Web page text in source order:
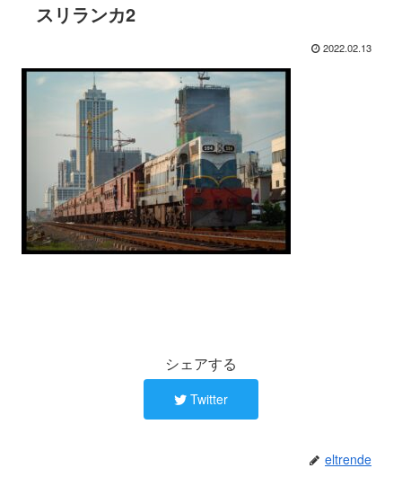
スリランカ2
2022.02.13
シェアする
Twitter
eltrende